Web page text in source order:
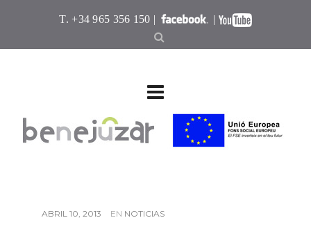
T. +34 965 356 150 | |
ABRIL 10, 2013 EN NOTICIAS